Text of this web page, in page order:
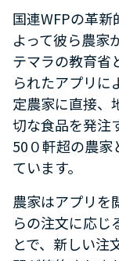
国連WFPの革
よって彼ら農家
テマラの教育省
られたアプリに
定農家に直接、
切な食品を発注
50０軒超の農家
ています。
農家はアプリを
らの注文に応じ
とで、新しい注